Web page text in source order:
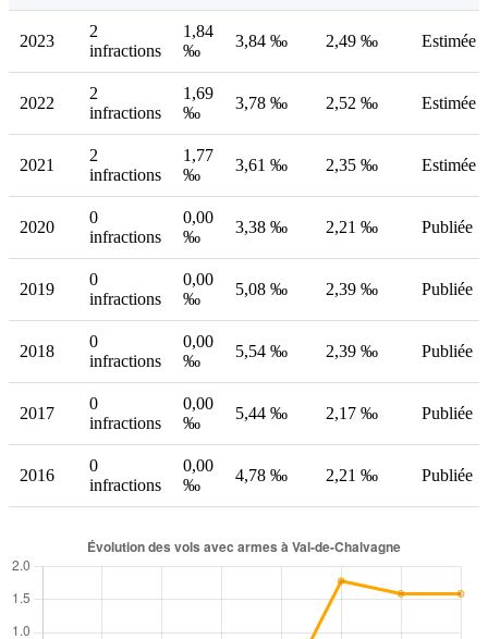
2023
2
infractions
1,84
‰
3,84 ‰ 2,49 ‰ Estimée
2022
2
infractions
1,69
‰
3,78 ‰ 2,52 ‰ Estimée
2021
2
infractions
1,77
‰
3,61 ‰ 2,35 ‰ Estimée
2020
0
infractions
0,00
‰
3,38 ‰ 2,21 ‰ Publiée
2019
0
infractions
0,00
‰
5,08 ‰ 2,39 ‰ Publiée
2018
0
infractions
0,00
‰
5,54 ‰ 2,39 ‰ Publiée
2017
0
infractions
0,00
‰
5,44 ‰ 2,17 ‰ Publiée
2016
0
infractions
0,00
‰
4,78 ‰ 2,21 ‰ Publiée